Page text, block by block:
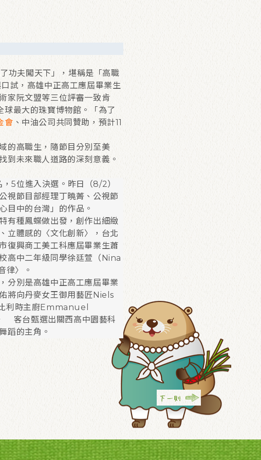
功夫闖天下」，堪稱是「高職
試，高雄中正高工應屆畢業生
家阮文盟等三位評審一致肯
最大的珠寶博物館。「為了
會 、中油公司共同贊助，預計11
的高職生，隨節目分別至美
到未來職人道路的深刻意義。
5位進入決選。昨日（8/2）
視節目部經理丁曉菁、公視節
目中的台灣」的作品。
有種鳳蝶做出發，創作出細緻
立體感的〈文化創新〉，台北
復興商工美工科應屆畢業生蕭
高中二年級同學徐廷萱（Nina
律〉。
分別是高雄中正高工應屆畢業
將向丹麥女王御用藝匠Niels
利時主廚Emmanuel
客台甄選出關西高中園藝科
蹈的主角。